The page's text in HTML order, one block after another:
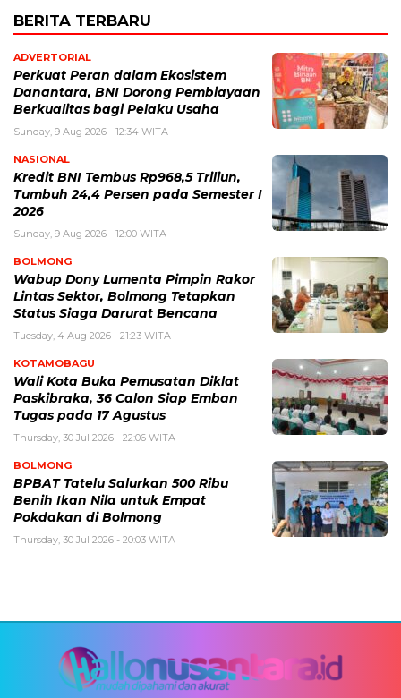
BERITA TERBARU
ADVERTORIAL
Perkuat Peran dalam Ekosistem
Danantara, BNI Dorong Pembiayaan
Berkualitas bagi Pelaku Usaha
Sunday, 9 Aug 2026 - 12:34 WITA
NASIONAL
Kredit BNI Tembus Rp968,5 Triliun,
Tumbuh 24,4 Persen pada Semester I
2026
Sunday, 9 Aug 2026 - 12:00 WITA
BOLMONG
Wabup Dony Lumenta Pimpin Rakor
Lintas Sektor, Bolmong Tetapkan
Status Siaga Darurat Bencana
Tuesday, 4 Aug 2026 - 21:23 WITA
KOTAMOBAGU
Wali Kota Buka Pemusatan Diklat
Paskibraka, 36 Calon Siap Emban
Tugas pada 17 Agustus
Thursday, 30 Jul 2026 - 22:06 WITA
BOLMONG
BPBAT Tatelu Salurkan 500 Ribu
Benih Ikan Nila untuk Empat
Pokdakan di Bolmong
Thursday, 30 Jul 2026 - 20:03 WITA